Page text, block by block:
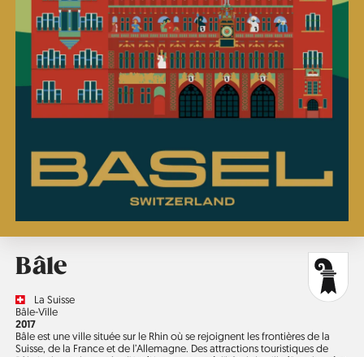
Bâle
CountryLa Suisse
Région
Bâle-Ville
Année
2017
Bâle est une ville située sur le Rhin où se rejoignent les frontières de la
Suisse, de la France et de l’Allemagne. Des attractions touristiques de